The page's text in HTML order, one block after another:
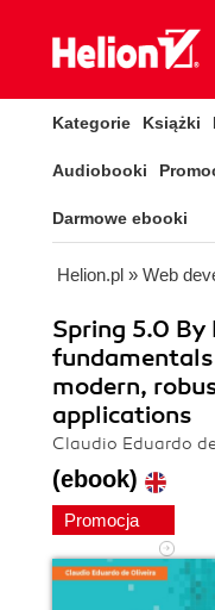
Kategorie Książki
Audiobooki
Darmowe ebooki
Helion.pl » Web
Spring 5.0 By
modern,
applications
Claudio Eduardo
(ebook)
Promocja